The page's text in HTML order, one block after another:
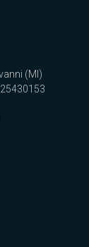
(MI)